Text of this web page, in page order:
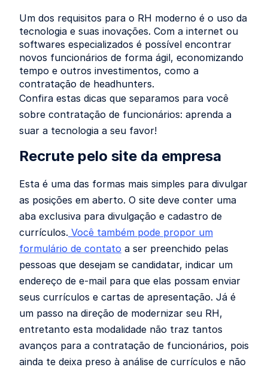
Um dos requisitos para o RH moderno é o uso da
tecnologia e suas inovações. Com a internet ou
softwares especializados é possível encontrar
novos funcionários de forma ágil, economizando
tempo e outros investimentos, como a
contratação de headhunters.
Confira estas dicas que separamos para você
sobre contratação de funcionários: aprenda a
suar a tecnologia a seu favor!
Recrute pelo site da empresa
Esta é uma das formas mais simples para divulgar
as posições em aberto. O site deve conter uma
aba exclusiva para divulgação e cadastro de
currículos. Você também pode propor um
formulário de contato a ser preenchido pelas
pessoas que desejam se candidatar, indicar um
endereço de e-mail para que elas possam enviar
seus currículos e cartas de apresentação. Já é
um passo na direção de modernizar seu RH,
entretanto esta modalidade não traz tantos
avanços para a contratação de funcionários, pois
ainda te deixa preso à análise de currículos e não